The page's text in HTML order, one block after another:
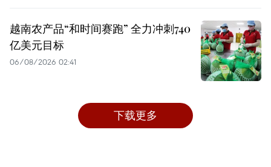
越南农产品“和时间赛跑” 全力冲刺740
亿美元目标
06/08/2026 02:41
下载更多